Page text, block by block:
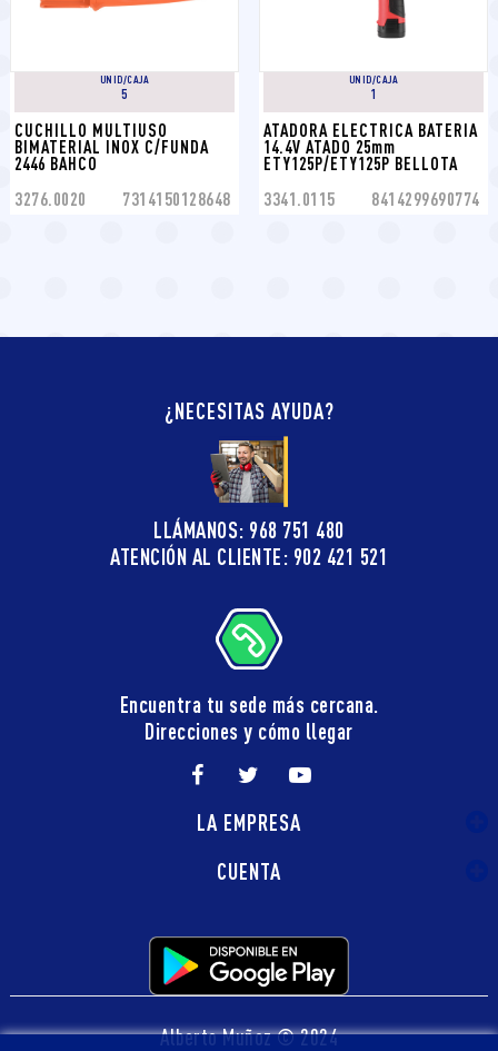
UNID/CAJA
5
CUCHILLO MULTIUSO
BIMATERIAL INOX C/FUNDA
2446 BAHCO
3276.0020 7314150128648
UNID/CAJA
1
ATADORA ELECTRICA BATERIA
14.4V ATADO 25mm
ETY125P/ETY125P BELLOTA
3341.0115 8414299690774
¿NECESITAS AYUDA?
LLÁMANOS: 968 751 480
ATENCIÓN AL CLIENTE: 902 421 521
Encuentra tu sede más cercana.
Direcciones y cómo llegar
LA EMPRESA
CUENTA
Alberto Muñoz © 2024